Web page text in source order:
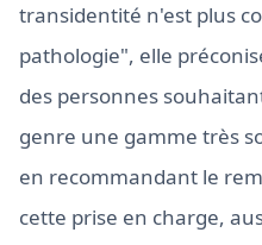
transidentité n'est plus
pathologie", elle
des personnes
genre une gamme très
en recommandant le
cette prise en charge,